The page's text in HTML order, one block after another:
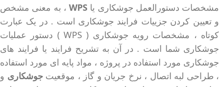
مشخصات دستورالعمل جوشکاری یا WPS ، به معنی مشخص
و تعیین کردن جزییات فرایند جوشکاری است . در یک عبارت
کوتاه ، مشخصات رویه جوشکاری ( WPS ) دستور عملیات
جوشکاری شما است . در آن به تشریح فرایند یا فرایند های
جوشکاری مورد استفاده در پروژه ، مواد پایه ای مورد استفاده
، طراحی لبه اتصال ، نرخ جریان و گاز ، موقعیتجوشکاری و